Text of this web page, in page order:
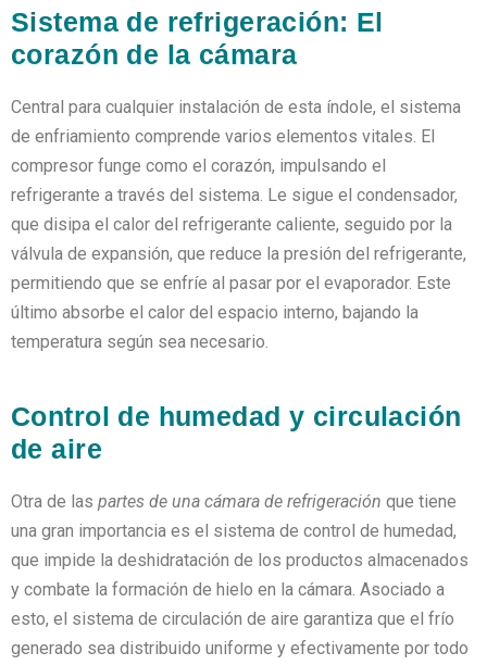
Sistema de refrigeración: El
corazón de la cámara
Central para cualquier instalación de esta índole, el sistema
de enfriamiento comprende varios elementos vitales. El
compresor funge como el corazón, impulsando el
refrigerante a través del sistema. Le sigue el condensador,
que disipa el calor del refrigerante caliente, seguido por la
válvula de expansión, que reduce la presión del refrigerante,
permitiendo que se enfríe al pasar por el evaporador. Este
último absorbe el calor del espacio interno, bajando la
temperatura según sea necesario.
Control de humedad y circulación
de aire
Otra de las partes de una cámara de refrigeración que tiene
una gran importancia es el sistema de control de humedad,
que impide la deshidratación de los productos almacenados
y combate la formación de hielo en la cámara. Asociado a
esto, el sistema de circulación de aire garantiza que el frío
generado sea distribuido uniforme y efectivamente por todo